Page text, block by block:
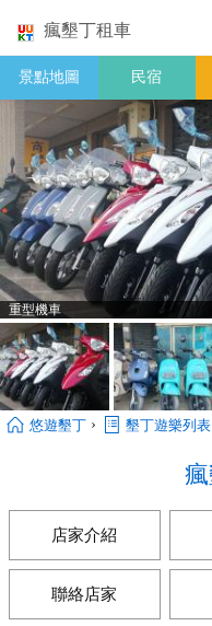
瘋墾丁租車
景點地圖 民宿
重型機車
悠遊墾丁 › 墾丁遊樂列表
店家介紹
聯絡店家